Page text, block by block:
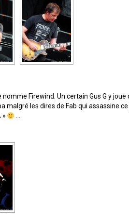
Firewind. Un certain Gus G y joue
malgré les dires de Fab qui assassine
»
…